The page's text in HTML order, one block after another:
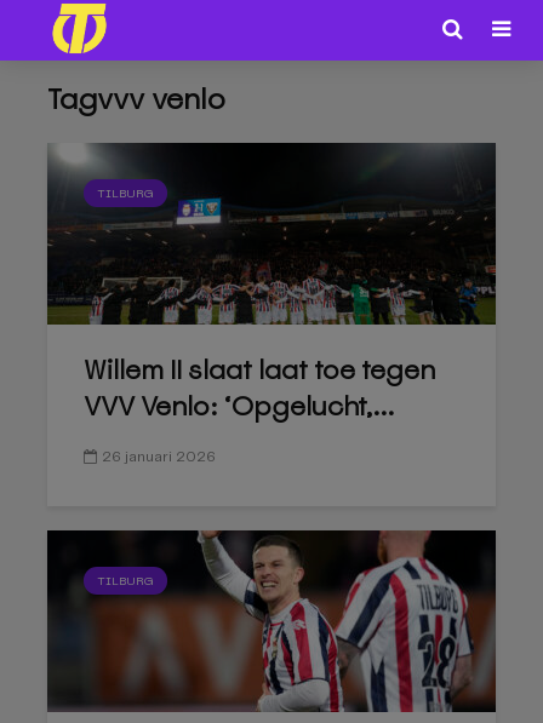
Tagvvv venlo
TILBURG
Willem II slaat laat toe tegen
VVV Venlo: ‘Opgelucht,...
26 januari 2026
TILBURG